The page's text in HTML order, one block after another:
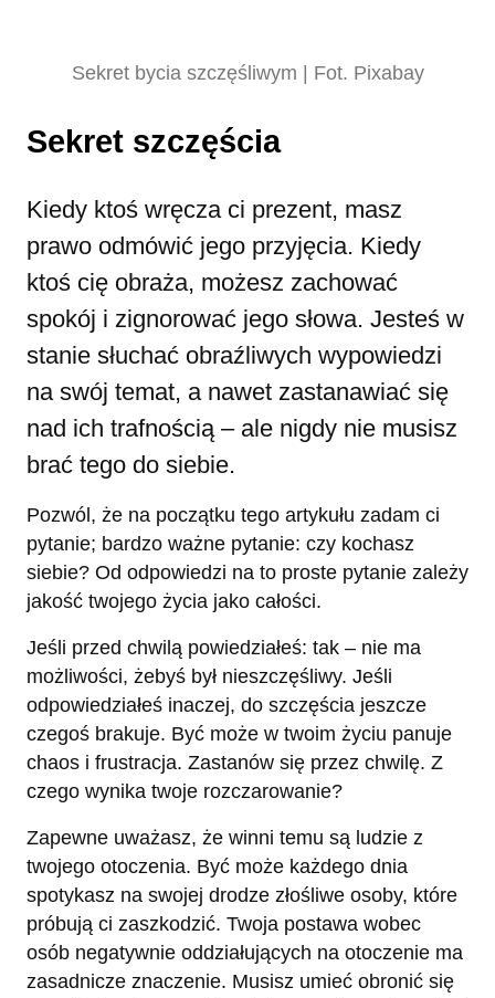
Sekret bycia szczęśliwym | Fot. Pixabay
Sekret szczęścia
Kiedy ktoś wręcza ci prezent, masz
prawo odmówić jego przyjęcia. Kiedy
ktoś cię obraża, możesz zachować
spokój i zignorować jego słowa. Jesteś w
stanie słuchać obraźliwych wypowiedzi
na swój temat, a nawet zastanawiać się
nad ich trafnością – ale nigdy nie musisz
brać tego do siebie.
Pozwól, że na początku tego artykułu zadam ci
pytanie; bardzo ważne pytanie: czy kochasz
siebie? Od odpowiedzi na to proste pytanie zależy
jakość twojego życia jako całości.
Jeśli przed chwilą powiedziałeś: tak – nie ma
możliwości, żebyś był nieszczęśliwy. Jeśli
odpowiedziałeś inaczej, do szczęścia jeszcze
czegoś brakuje. Być może w twoim życiu panuje
chaos i frustracja. Zastanów się przez chwilę. Z
czego wynika twoje rozczarowanie?
Zapewne uważasz, że winni temu są ludzie z
twojego otoczenia. Być może każdego dnia
spotykasz na swojej drodze złośliwe osoby, które
próbują ci zaszkodzić. Twoja postawa wobec
osób negatywnie oddziałujących na otoczenie ma
zasadnicze znaczenie. Musisz umieć obronić się